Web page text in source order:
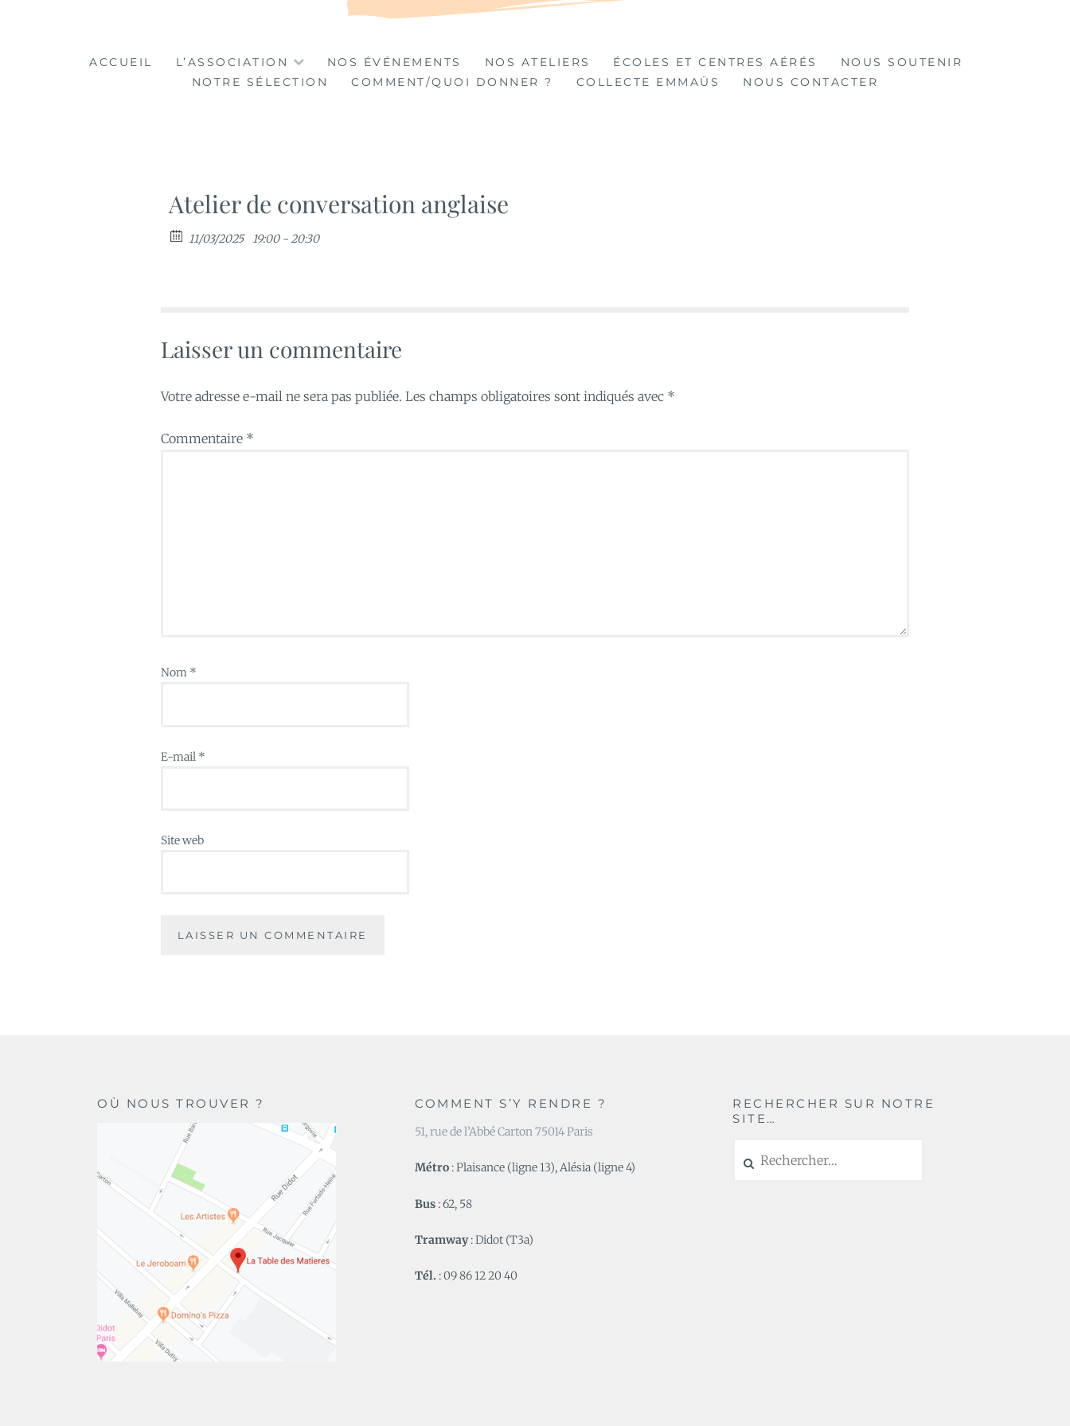
LA TABLE DES MATIÈRES
ACCUEIL L’ASSOCIATION NOS ÉVÉNEMENTS NOS ATELIERS ÉCOLES ET CENTRES AÉRÉS
NOUS SOUTENIR
NOTRE SÉLECTION
COMMENT/QUOI DONNER ? COLLECTE EMMAÜS NOUS CONTACTER
Atelier de conversation anglaise
11/03/2025 19:00 - 20:30
Laisser un commentaire
Votre adresse e-mail ne sera pas publiée. Les champs obligatoires sont indiqués avec *
Commentaire *
Nom *
E-mail *
Site web
OÙ NOUS TROUVER ? COMMENT S’Y RENDRE ?
51, rue de l’Abbé Carton 75014 Paris
Métro : Plaisance (ligne 13), Alésia (ligne 4)
Bus : 62, 58
Tramway: Didot (T3a)
Tél. : 09 86 12 20 40
RECHERCHER SUR NOTRE
SITE…